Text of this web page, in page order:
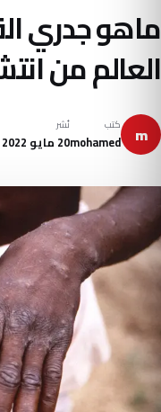
ماهو جدري
العالم من
m كتب
mohamed
نُشر
20 مايو 2022 - 1:35 م